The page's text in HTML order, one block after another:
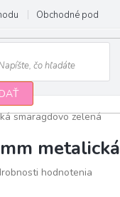
Obchodné
smaragdovo zelená
hodnotenia